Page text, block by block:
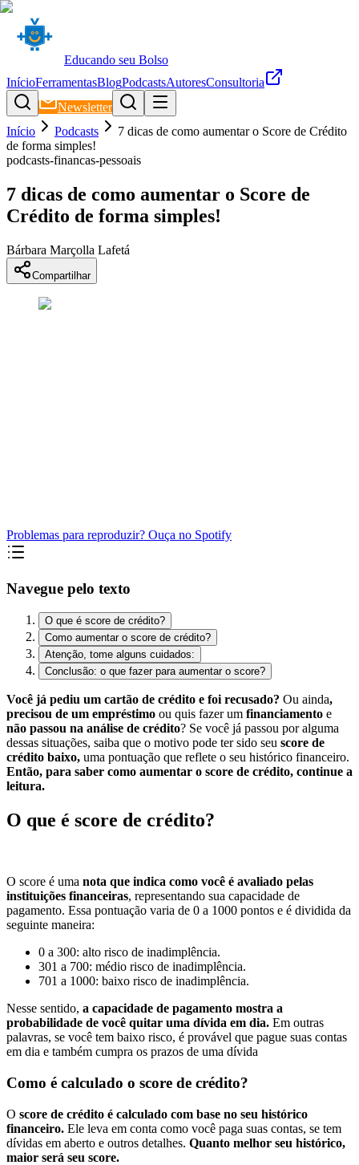
Educando seu Bolso
InícioFerramentasBlogPodcastsAutoresConsultoria
Newsletter
Início
Podcasts
7 dicas de como aumentar o Score de Crédito
de forma simples!
podcasts-financas-pessoais
7 dicas de como aumentar o Score de
Crédito de forma simples!
Bárbara Marçolla Lafetá
Compartilhar
Problemas para reproduzir? Ouça no Spotify
Navegue pelo texto
O que é score de crédito?
Como aumentar o score de crédito?
Atenção, tome alguns cuidados:
Conclusão: o que fazer para aumentar o score?
Você já pediu um cartão de crédito e foi recusado? Ou ainda,
precisou de um empréstimo ou quis fazer um financiamento e
não passou na análise de crédito? Se você já passou por alguma
dessas situações, saiba que o motivo pode ter sido seu score de
crédito baixo, uma pontuação que reflete o seu histórico financeiro.
Então, para saber como aumentar o score de crédito, continue a
leitura.
O que é score de crédito?
O score é uma nota que indica como você é avaliado pelas
instituições financeiras, representando sua capacidade de
pagamento. Essa pontuação varia de 0 a 1000 pontos e é dividida da
seguinte maneira:
0 a 300: alto risco de inadimplência.
301 a 700: médio risco de inadimplência.
701 a 1000: baixo risco de inadimplência.
Nesse sentido, a capacidade de pagamento mostra a
probabilidade de você quitar uma dívida em dia. Em outras
palavras, se você tem baixo risco, é provável que pague suas contas
em dia e também cumpra os prazos de uma dívida
Como é calculado o score de crédito?
O score de crédito é calculado com base no seu histórico
financeiro. Ele leva em conta como você paga suas contas, se tem
dívidas em aberto e outros detalhes. Quanto melhor seu histórico,
maior será seu score.